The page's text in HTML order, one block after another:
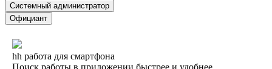
Системный администратор
Официант
hh работа для смартфона
Поиск работы в приложении быстрее и удобнее